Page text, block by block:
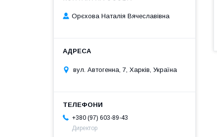
Орєхова Наталія Вячеславівна
вул. Автогенна, 7, Харків, Україна
+380 (97) 603-89-43
Директор